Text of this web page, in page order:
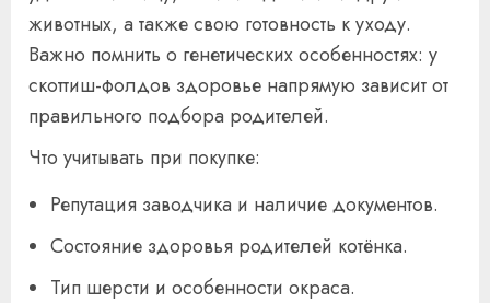
животных, а также свою готовность к уходу.
Важно помнить о генетических особенностях: у
скоттиш-фолдов здоровье напрямую зависит от
правильного подбора родителей.
Что учитывать при покупке:
Репутация заводчика и наличие документов.
Состояние здоровья родителей котёнка.
Тип шерсти и особенности окраса.